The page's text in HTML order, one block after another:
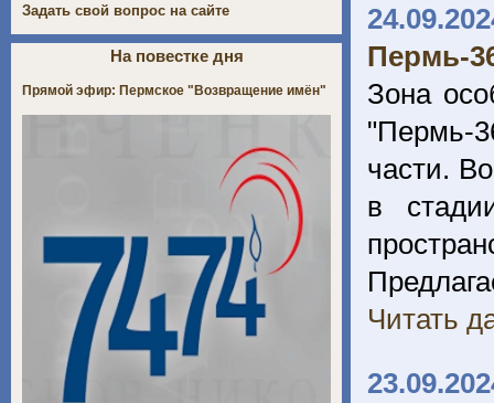
Пермь-
Зона
"Пермь-
части.
в
Читать
Задать свой вопрос на сайте
На повестке дня
Прямой эфир: Пермское "Возвращение имён"